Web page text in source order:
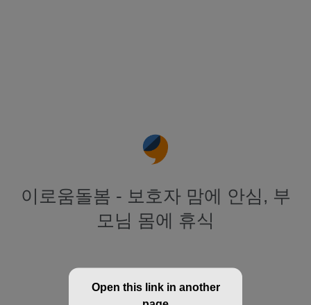
이로움돌봄 - 보호자 맘에 안심, 부
모님 몸에 휴식